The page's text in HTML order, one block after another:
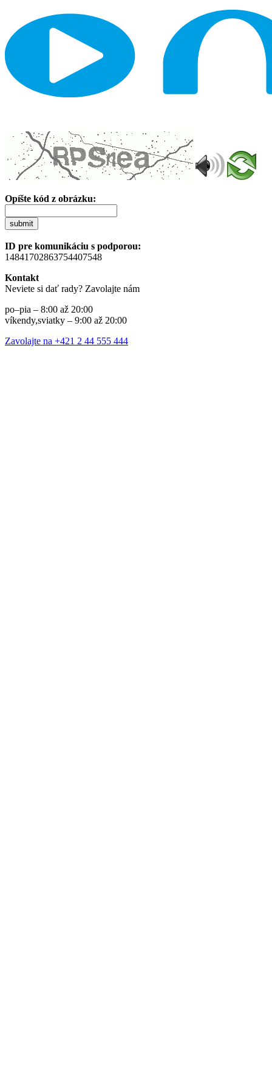
Opíšte kód z obrázku:
submit
ID pre komunikáciu s podporou:
14841702863754407548
Kontakt
Neviete si dať rady? Zavolajte nám
po–pia – 8:00 až 20:00
víkendy,sviatky – 9:00 až 20:00
Zavolajte na +421 2 44 555 444